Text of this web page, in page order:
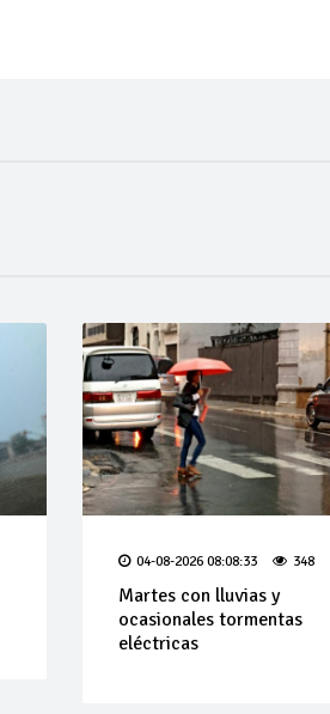
04-08-2026 08:08:33 348
Martes con lluvias y
ocasionales tormentas
eléctricas